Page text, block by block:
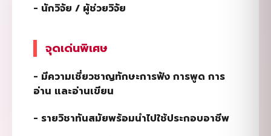
- นักวิจัย / ผู้ช่วยวิจัย
จุดเด่นพิเศษ
- มีความเชี่ยวชาญทักษะการฟัง การพูด การ
อ่าน และอ่านเขียน
- รายวิชาทันสมัยพร้อมนำไปใช้ประกอบอาชีพ